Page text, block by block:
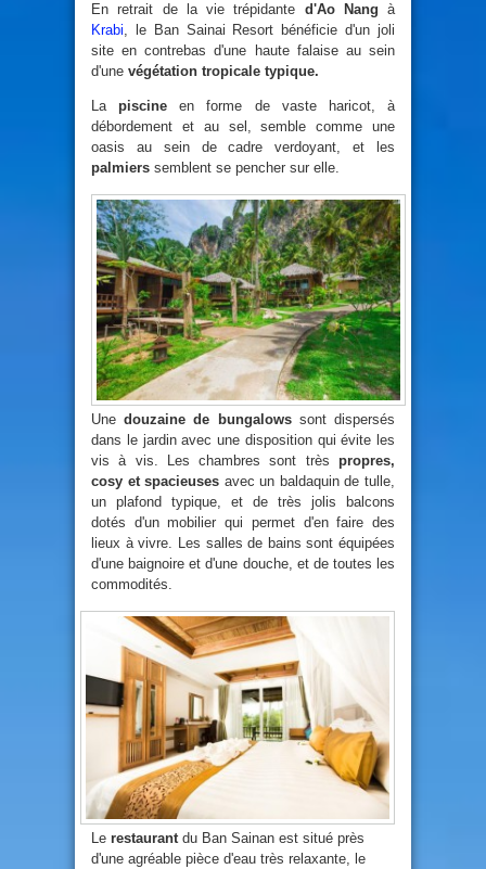
En retrait de la vie trépidante d'Ao Nang à
Krabi, le Ban Sainai Resort bénéficie d'un joli
site en contrebas d'une haute falaise au sein
d'une végétation tropicale typique.
Lapiscine en forme de vaste haricot, à
débordement et au sel, semble comme une
oasis au sein de cadre verdoyant, et les
palmiers semblent se pencher sur elle.
Unedouzaine de bungalowssont dispersés
dans le jardin avec une disposition qui évite les
vis à vis. Les chambres sont très propres,
cosy et spacieuses avec un baldaquin de tulle,
un plafond typique, et de très jolis balcons
dotés d'un mobilier qui permet d'en faire des
lieux à vivre. Les salles de bains sont équipées
d'une baignoire et d'une douche, et de toutes les
commodités.
Le restaurant du Ban Sainan est situé près
d'une agréable pièce d'eau très relaxante, le